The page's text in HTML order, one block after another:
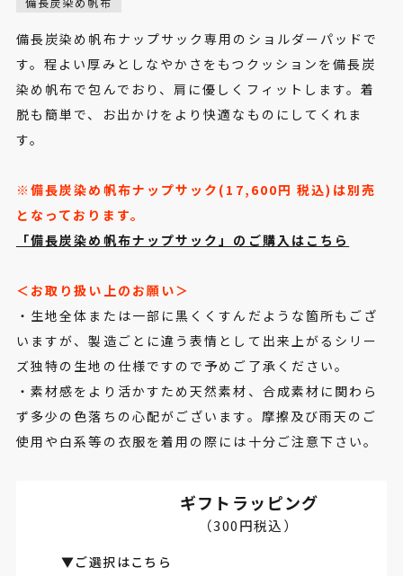
備長炭染め帆布ナップサック専用のショルダーパッドで
す。程よい厚みとしなやかさをもつクッションを備長炭
染め帆布で包んでおり、肩に優しくフィットします。着
脱も簡単で、お出かけをより快適なものにしてくれま
す。
※備長炭染め帆布ナップサック(17,600円 税込)は別売
となっております。
「備長炭染め帆布ナップサック」のご購入はこちら
＜お取り扱い上のお願い＞
・生地全体または一部に黒くくすんだような箇所もござ
いますが、製造ごとに違う表情として出来上がるシリー
ズ独特の生地の仕様ですので予めご了承ください。
・素材感をより活かすため天然素材、合成素材に関わら
ず多少の色落ちの心配がございます。摩擦及び雨天のご
使用や白系等の衣服を着用の際には十分ご注意下さい。
ギフトラッピング